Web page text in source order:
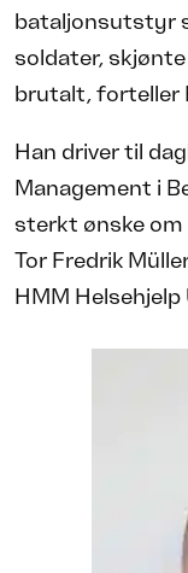
bataljonsutstyr
soldater,
brutalt, forteller
Han driver til
Management i
sterkt ønske om
Tor Fredrik
HMM Helsehjelp